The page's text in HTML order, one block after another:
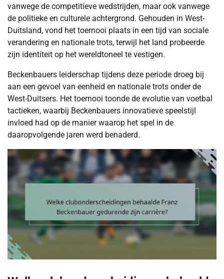
vanwege de competitieve wedstrijden, maar ook vanwege
de politieke en culturele achtergrond. Gehouden in West-
Duitsland, vond het toernooi plaats in een tijd van sociale
verandering en nationale trots, terwijl het land probeerde
zijn identiteit op het wereldtoneel te vestigen.
Beckenbauers leiderschap tijdens deze periode droeg bij
aan een gevoel van eenheid en nationale trots onder de
West-Duitsers. Het toernooi toonde de evolutie van voetbal
tactieken, waarbij Beckenbauers innovatieve speelstijl
invloed had op de manier waarop het spel in de
daaropvolgende jaren werd benaderd.